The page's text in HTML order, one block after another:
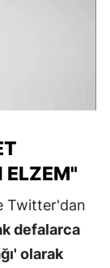
ELZEM"
Twitter'dan
defalarca
olarak